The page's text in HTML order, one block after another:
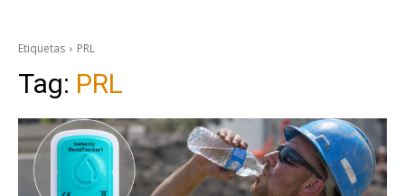
Etiquetas PRL
Tag: PRL